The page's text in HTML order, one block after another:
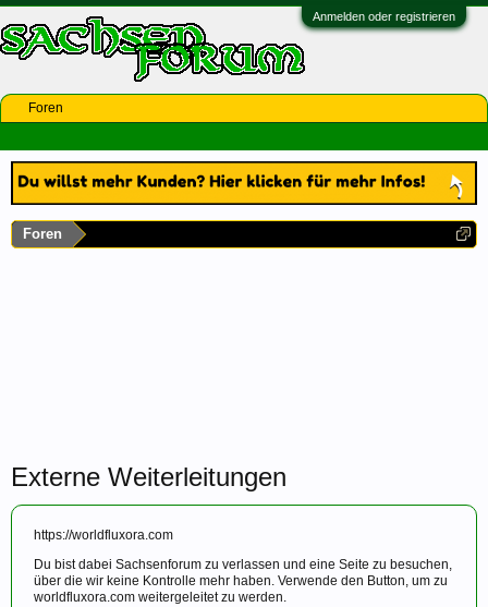
Anmelden oder registrieren
Foren
Externe Weiterleitungen
https://worldfluxora.com
Du bist dabei Sachsenforum zu verlassen und eine Seite zu besuchen,
über die wir keine Kontrolle mehr haben. Verwende den Button, um zu
worldfluxora.com weitergeleitet zu werden.
Foren